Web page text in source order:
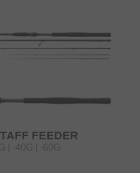
FEEDER
| -40G | -60G